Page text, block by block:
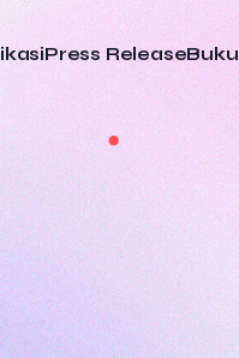
Press ReleaseBuku